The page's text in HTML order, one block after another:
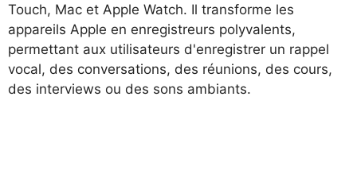
Touch, Mac et Apple Watch. Il transforme les
appareils Apple en enregistreurs polyvalents,
permettant aux utilisateurs d'enregistrer un rappel
vocal, des conversations, des réunions, des cours,
des interviews ou des sons ambiants.